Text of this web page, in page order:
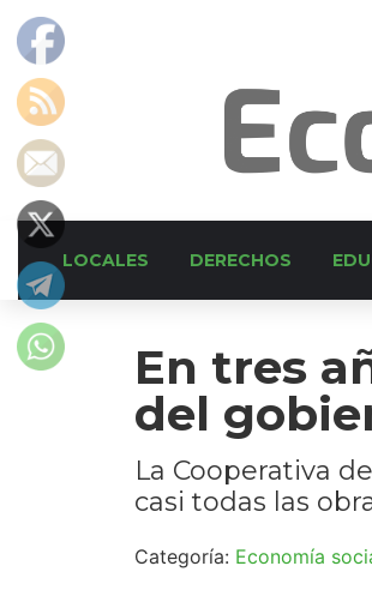
LOCALES DERECHOS
En tres
del
La Cooperativa
casi todas las
Categoría: Economía